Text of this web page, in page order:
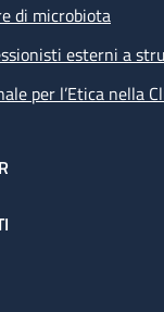
di microbiota
esterni a
per l’Etica nella